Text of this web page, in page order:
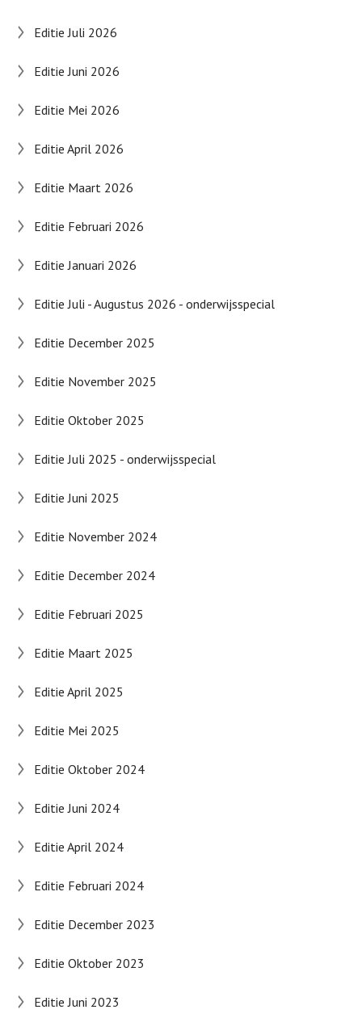
Editie Juli 2026
Editie Juni 2026
Editie Mei 2026
Editie April 2026
Editie Maart 2026
Editie Februari 2026
Editie Januari 2026
Editie Juli - Augustus 2026 - onderwijsspecial
Editie December 2025
Editie November 2025
Editie Oktober 2025
Editie Juli 2025 - onderwijsspecial
Editie Juni 2025
Editie November 2024
Editie December 2024
Editie Februari 2025
Editie Maart 2025
Editie April 2025
Editie Mei 2025
Editie Oktober 2024
Editie Juni 2024
Editie April 2024
Editie Februari 2024
Editie December 2023
Editie Oktober 2023
Editie Juni 2023